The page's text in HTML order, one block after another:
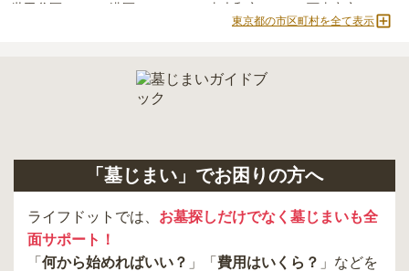
世田谷区
港区 東大和市
西東京市
町田市 府中市
昭島市
葛飾区 墨田区
杉並区
東京都の市区町村を全て表示
「墓じまい」でお困りの方へ
ライフドットでは、 お墓探しだけでなく墓じまいも全
面サポート！
「 何から始めればいい？ 」「 費用はいくら？ 」などを